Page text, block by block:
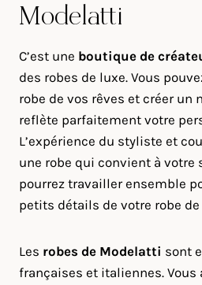
Modelatti
C’est une boutique de
des robes de luxe. Vous
robe de vos rêves et créer un
reflète parfaitement votre
L’expérience du styliste et
une robe qui convient à votre
pourrez travailler ensemble
petits détails de votre robe
Les robes de Modelatti sont
françaises et italiennes. Vous